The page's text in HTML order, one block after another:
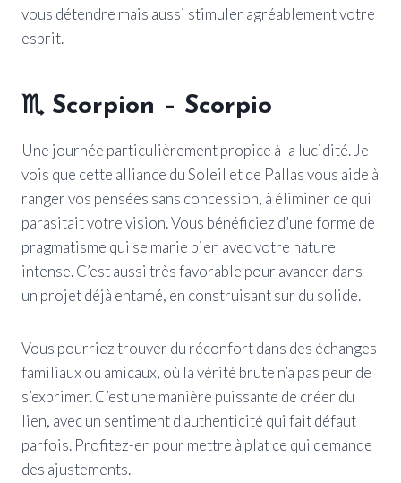
vous détendre mais aussi stimuler agréablement votre
esprit.
♏ Scorpion – Scorpio
Une journée particulièrement propice à la lucidité. Je
vois que cette alliance du Soleil et de Pallas vous aide à
ranger vos pensées sans concession, à éliminer ce qui
parasitait votre vision. Vous bénéficiez d’une forme de
pragmatisme qui se marie bien avec votre nature
intense. C’est aussi très favorable pour avancer dans
un projet déjà entamé, en construisant sur du solide.
Vous pourriez trouver du réconfort dans des échanges
familiaux ou amicaux, où la vérité brute n’a pas peur de
s’exprimer. C’est une manière puissante de créer du
lien, avec un sentiment d’authenticité qui fait défaut
parfois. Profitez-en pour mettre à plat ce qui demande
des ajustements.